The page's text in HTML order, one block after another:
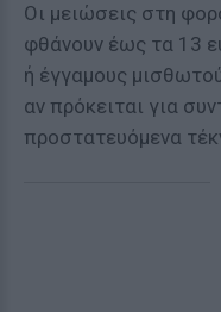
Οι μειώσεις στη
φθάνουν έως τα 13
ή έγγαμους
αν πρόκειται για
προστατευόμενα